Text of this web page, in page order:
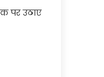
पर उठाए